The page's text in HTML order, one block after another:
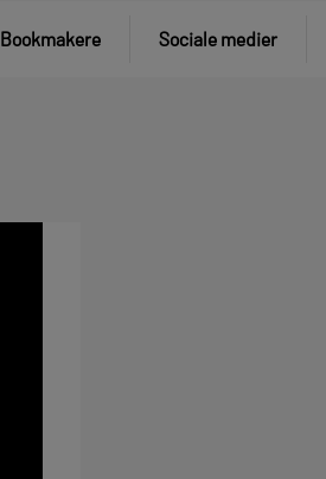
Bookmakere Sociale medier